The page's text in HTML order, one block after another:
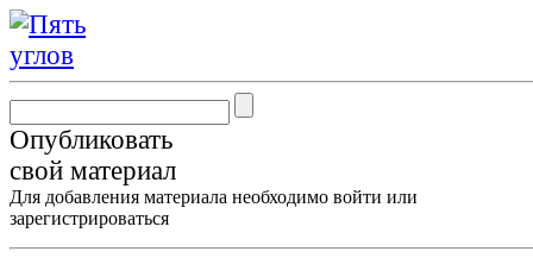
Опубликовать
свой материал
Для добавления материала необходимо войти или
зарегистрироваться